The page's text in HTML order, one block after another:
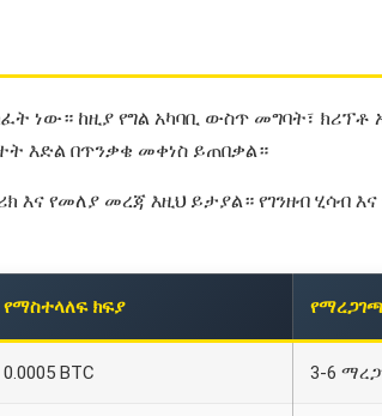
ነው። ከዚያ የግል አካባቢ ውስጥ መግባት፣
እድል በጥንቃቄ መቀነስ ይጠበቃል።
የመለያ መረጃ እዚህ ይታያል። የገንዘብ ሂሳብ እና
የማስተላለፍ ክፍያ
0.0005 BTC 3-6